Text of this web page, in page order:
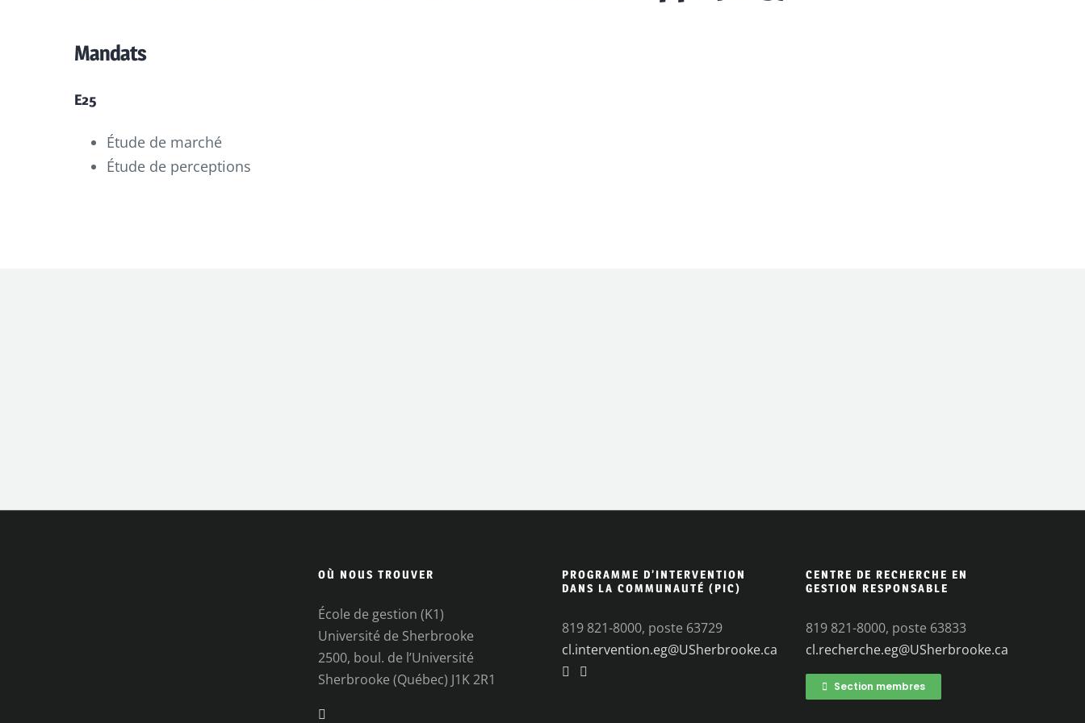
Mandats
E25
Étude de marché
Étude de perceptions
OÙ NOUS TROUVER
École de gestion (K1)
Université de Sherbrooke
2500, boul. de l’Université
Sherbrooke (Québec) J1K 2R1
PROGRAMME D’INTERVENTION
DANS LA COMMUNAUTÉ (PIC)
819 821-8000, poste 63729
cl.intervention.eg@USherbrooke.ca
CENTRE DE RECHERCHE EN
GESTION RESPONSABLE
819 821-8000, poste 63833
cl.recherche.eg@USherbrooke.ca
Section membres